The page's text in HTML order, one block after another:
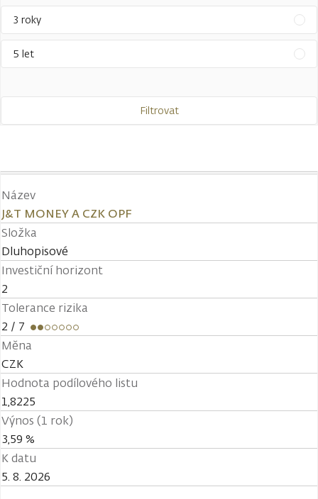
3 roky
5 let
Filtrovat
Název
J&T MONEY A CZK OPF
Složka
Dluhopisové
Investiční horizont
2
Tolerance rizika
2 / 7
Měna
CZK
Hodnota podílového listu
1,8225
Výnos (1 rok)
3,59 %
K datu
5. 8. 2026